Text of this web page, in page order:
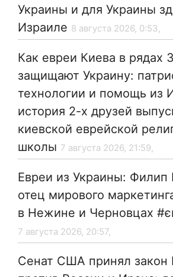
Украины и для Украины
Израиле 8 августа 2026, 0:53,
Как евреи Киева в рядах
защищают Украину:
технологии и помощь из
история 2-х друзей
киевской еврейской
школы 7 августа 2026, 21:59,
Евреи из Украины:
отец мирового
в Нежине и Черновцах
7 августа 2026, 20:57,
Сенат США принял закон